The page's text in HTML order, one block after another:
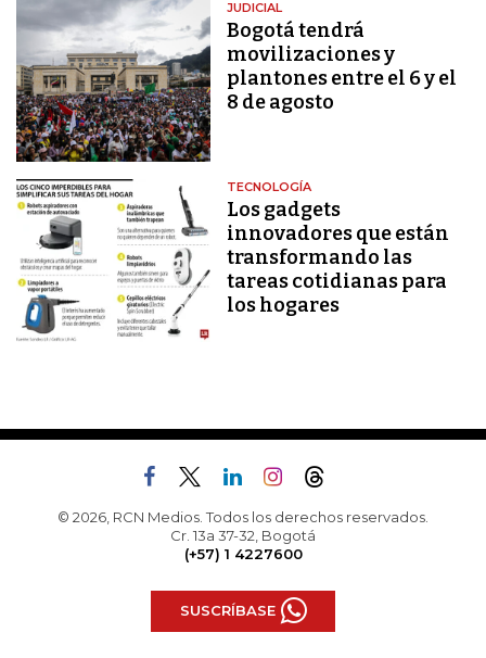
JUDICIAL
Bogotá tendrá
movilizaciones y
plantones entre el 6 y el
8 de agosto
TECNOLOGÍA
Los gadgets
innovadores que están
transformando las
tareas cotidianas para
los hogares
© 2026, RCN Medios. Todos los derechos reservados.
Cr. 13a 37-32, Bogotá
(+57) 1 4227600
SUSCRÍBASE